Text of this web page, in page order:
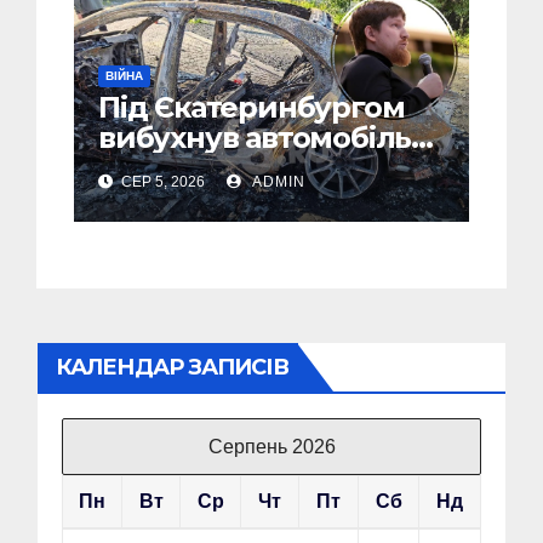
ВІЙНА
Під Єкатеринбургом
вибухнув автомобіль
голови компанії-
виробника дронів
“Упир” – перші
СЕР 5, 2026 ADMIN
КАЛЕНДАР ЗАПИСІВ
Серпень 2026
Пн Вт Ср Чт Пт Сб Нд